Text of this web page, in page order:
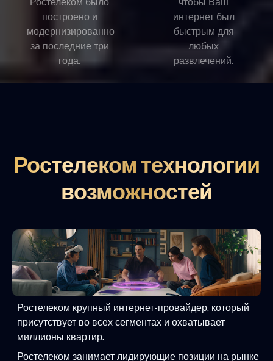
построено и
модернизированно
за последние три
года.
интернет был
быстрым для
любых
развлечений.
Ростелеком технологии
возможностей
Ростелеком крупный интернет-провайдер, который
присутствует во всех сегментах и охватывает
миллионы квартир.
Ростелеком занимает лидирующие позиции на рынке